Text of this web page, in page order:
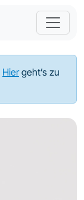
Hiergeht’s zu